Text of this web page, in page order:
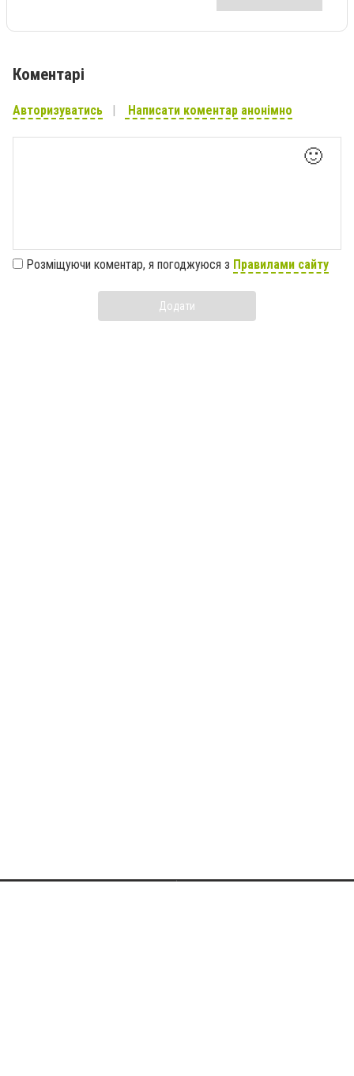
Коментарі
Авторизуватись Написати коментар анонімно
🙂
Розміщуючи коментар, я погоджуюся з Правилами сайту
Додати